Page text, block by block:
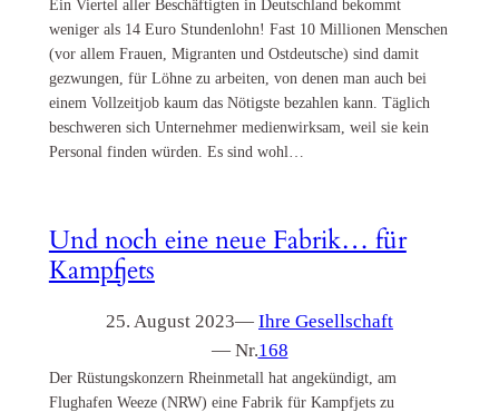
Ein Viertel aller Beschäftigten in Deutschland bekommt
weniger als 14 Euro Stundenlohn! Fast 10 Millionen Menschen
(vor allem Frauen, Migranten und Ostdeutsche) sind damit
gezwungen, für Löhne zu arbeiten, von denen man auch bei
einem Vollzeitjob kaum das Nötigste bezahlen kann. Täglich
beschweren sich Unternehmer medienwirksam, weil sie kein
Personal finden würden. Es sind wohl…
Und noch eine neue Fabrik… für
Kampfjets
25. August 2023— Ihre Gesellschaft
— Nr.168
Der Rüstungskonzern Rheinmetall hat angekündigt, am
Flughafen Weeze (NRW) eine Fabrik für Kampfjets zu